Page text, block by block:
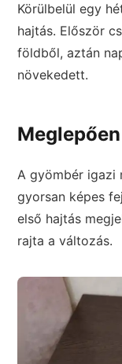
Körülbelül egy
hajtás. Először
földből, aztán
növekedett.
A gyömbér igazi
gyorsan képes
első hajtás
rajta a változás.